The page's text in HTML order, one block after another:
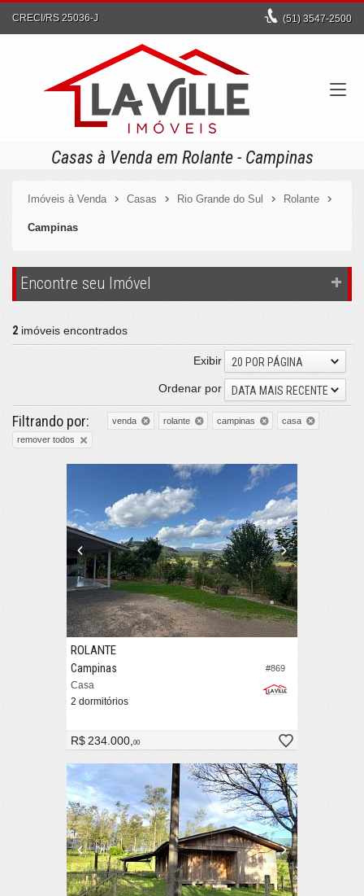
CRECI/RS 25036-J (51) 3547-2500
Casas à Venda em Rolante - Campinas
Imóveis à Venda Casas Rio Grande do Sul Rolante
Campinas
Encontre seu Imóvel
2 imóveis encontrados
Exibir
20 POR PÁGINA
Ordenar por
DATA MAIS RECENTE
Filtrando por: venda rolante campinas
casa
remover todos
#869
ROLANTE
Campinas
Casa
2 dormitórios
R$ 234.000,00